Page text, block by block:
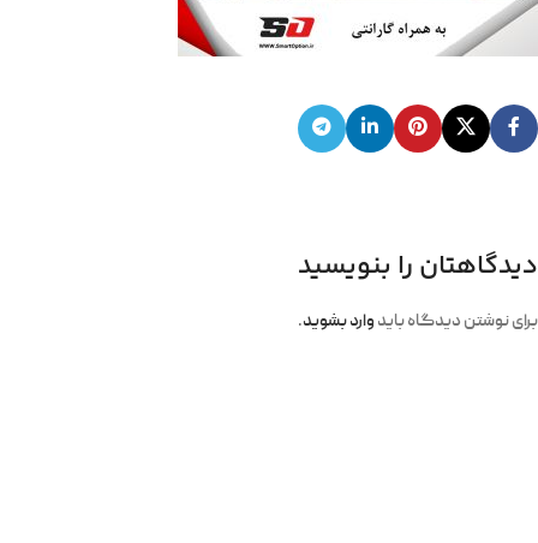
دیدگاهتان را بنویسید
برای نوشتن دیدگاه باید وارد بشوید.